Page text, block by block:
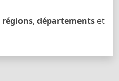
régions, départements et